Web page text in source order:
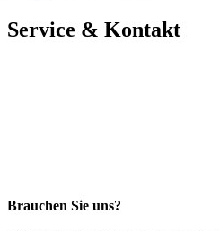
Service & Kontakt
Brauchen Sie uns?